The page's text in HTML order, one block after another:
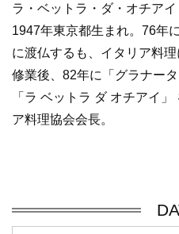
ラ・ベットラ・ダ・オチア
1947年東京都生まれ。76年
に渡仏するも、イタリア料
修業後、82年に「グラナー
「ラ ベットラ ダ オチアイ
ア料理協会会長。